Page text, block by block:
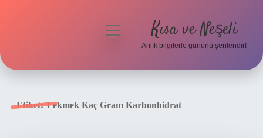
menüyü
Kısa ve Neşeli
Anlık bilgilerle gününü şenlendir!
Etiket:1 ekmek Kaç Gram Karbonhidrat